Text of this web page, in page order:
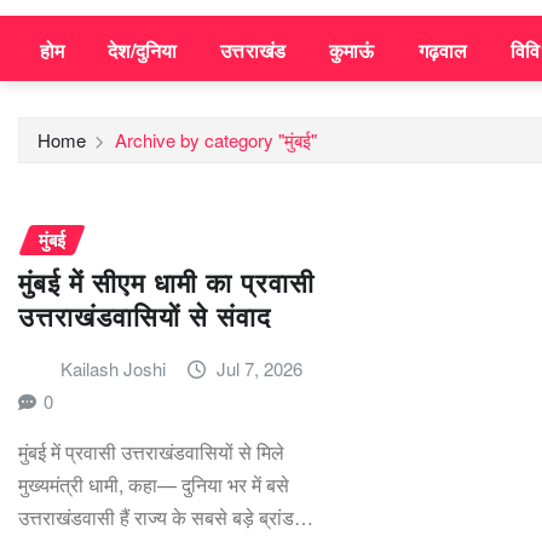
होम देश/दुनिया उत्तराखंड कुमाऊं गढ़वाल
Home Archive by category "मुंबई"
मुंबई
मुंबई में सीएम धामी का प्रवासी
उत्तराखंडवासियों से संवाद
Kailash Joshi
Jul 7, 2026
0
मुंबई में प्रवासी उत्तराखंडवासियों से मिले
मुख्यमंत्री धामी, कहा— दुनिया भर में बसे
उत्तराखंडवासी हैं राज्य के सबसे बड़े ब्रांड…